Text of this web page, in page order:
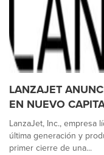
LANZAJET
EN NUEVO
LanzaJet, Inc.,
última generación y
primer cierre de una...